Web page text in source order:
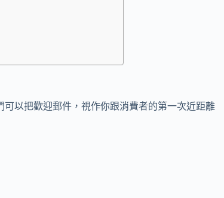
以把歡迎郵件，視作你跟消費者的第一次近距離